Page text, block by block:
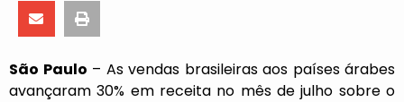
São Paulo – As vendas brasileiras aos países árabes
avançaram 30% em receita no mês de julho sobre o